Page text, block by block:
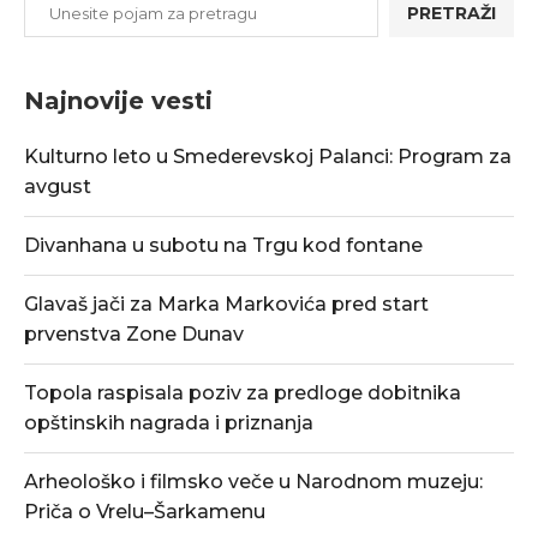
PRETRAŽI
Najnovije vesti
Kulturno leto u Smederevskoj Palanci: Program za
avgust
Divanhana u subotu na Trgu kod fontane
Glavaš jači za Marka Markovića pred start
prvenstva Zone Dunav
Topola raspisala poziv za predloge dobitnika
opštinskih nagrada i priznanja
Arheološko i filmsko veče u Narodnom muzeju:
Priča o Vrelu–Šarkamenu